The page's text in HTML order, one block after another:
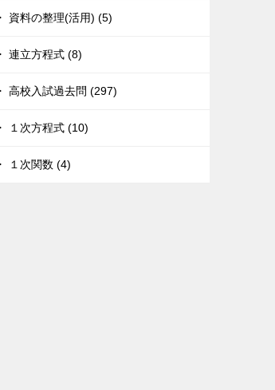
資料の整理(活用) (5)
連立方程式 (8)
高校入試過去問 (297)
１次方程式 (10)
１次関数 (4)